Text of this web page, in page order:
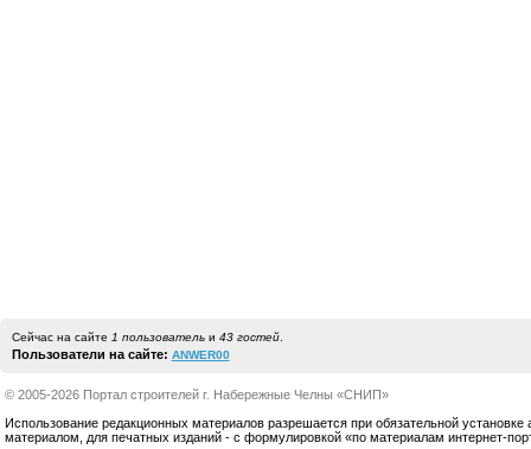
Сейчас на сайте 1 пользовательи 43 гостей.
Пользователи на сайте: ANWER00
© 2005-2026 Портал строителей г. Набережные Челны «СНИП»
Использование редакционных материалов разрешается при обязательной установке
материалом, для печатных изданий - с формулировкой «по материалам интернет-